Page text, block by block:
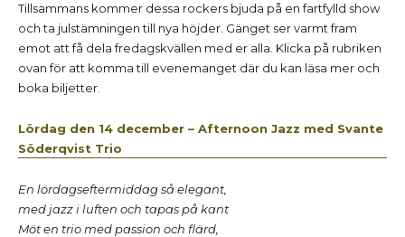
Tillsammans kommer dessa rockers bjuda på en fartfylld show
och ta julstämningen till nya höjder. Gänget ser varmt fram
emot att få dela fredagskvällen med er alla. Klicka på rubriken
ovan för att komma till evenemanget där du kan läsa mer och
boka biljetter.
Lördag den 14 december – Afternoon Jazz med Svante
Söderqvist Trio
En lördagseftermiddag så elegant,
med jazz i luften och tapas på kant
Möt en trio med passion och flärd,